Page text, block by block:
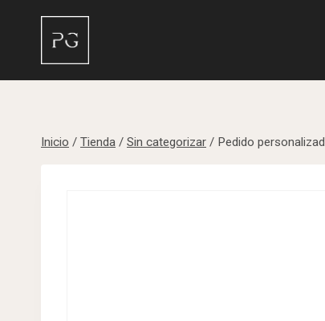
contenido
Inicio / Tienda / Sin categorizar / Pedido